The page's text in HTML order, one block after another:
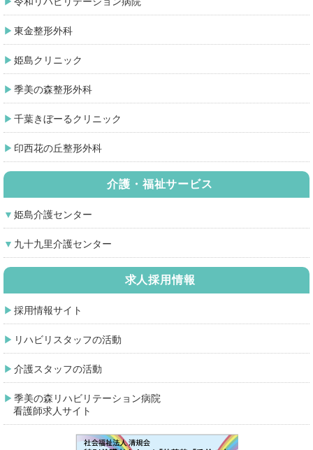
東金整形外科
姫島クリニック
季美の森整形外科
千葉きぼーるクリニック
印西花の丘整形外科
介護・福祉サービス
姫島介護センター
九十九里介護センター
求人採用情報
採用情報サイト
リハビリスタッフの活動
介護スタッフの活動
季美の森リハビリテーション病院
看護師求人サイト